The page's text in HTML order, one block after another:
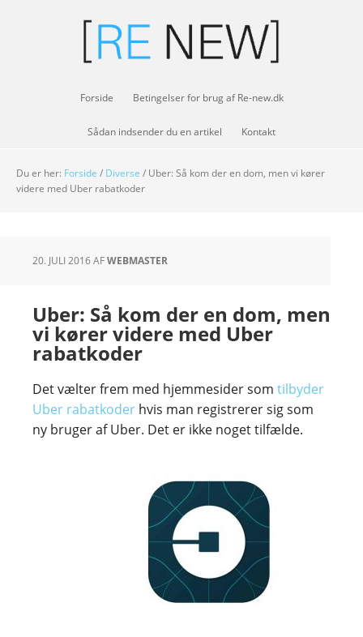
Forside Betingelser for brug af Re-new.dk
Sådan indsender du en artikel Kontakt
Du er her: Forside / Diverse / Uber: Så kom der en dom, men vi kører
videre med Uber rabatkoder
20. JULI 2016AFWEBMASTER
Uber: Så kom der en dom, men
vi kører videre med Uber
rabatkoder
Det vælter frem med hjemmesider som tilbyder
Uber rabatkoder hvis man registrerer sig som
ny bruger af Uber. Det er ikke noget tilfælde.